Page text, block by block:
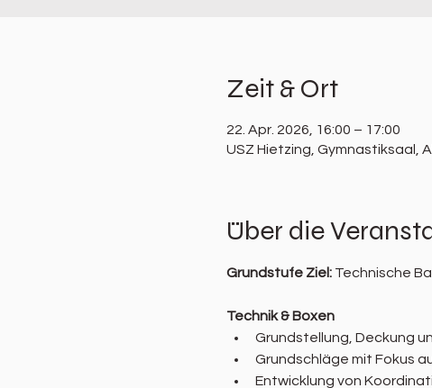
Zeit & Ort
22. Apr. 2026, 16:00 – 17:00
USZ Hietzing, Gymnastiksaal,
Über die
Grundstufe Ziel: Technische
Technik & Boxen
Grundstellung, Deckung
Grundschläge mit Fokus
Entwicklung von